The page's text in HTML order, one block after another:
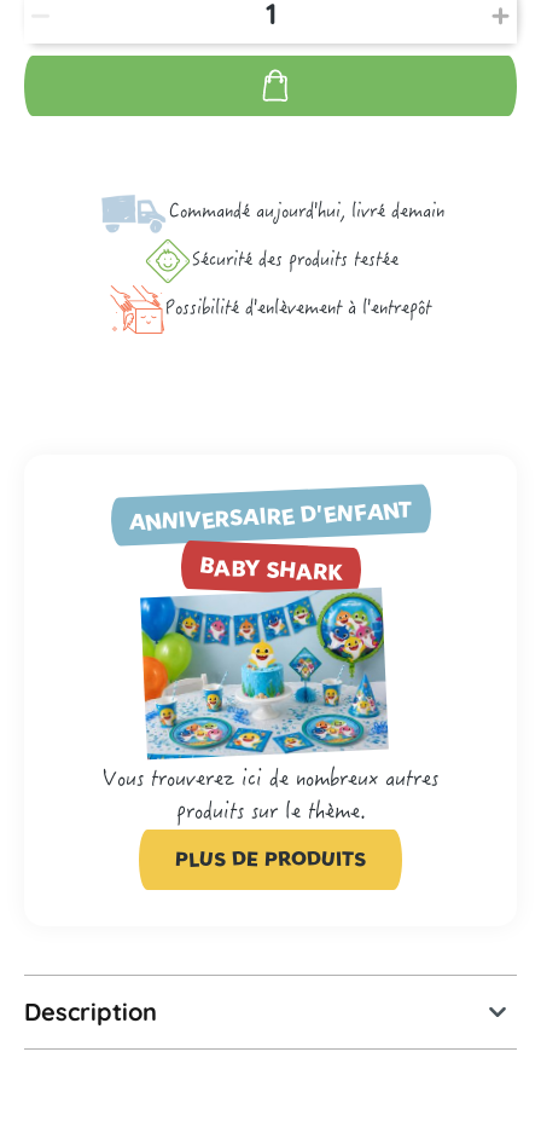
Commandé aujourd'hui, livré demain
Sécurité des produits testée
Possibilité d'enlèvement à l'entrepôt
ANNIVERSAIRE D'ENFANT
BABY SHARK
Vous trouverez ici de nombreux autres
produits sur le thème.
PLUS DE PRODUITS
Description